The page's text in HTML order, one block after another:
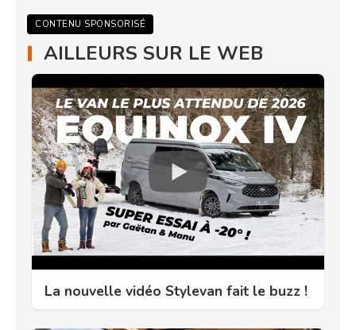
CONTENU SPONSORISÉ
AILLEURS SUR LE WEB
La nouvelle vidéo Stylevan fait le buzz !